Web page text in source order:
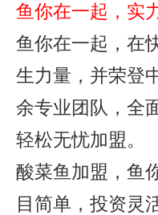
鱼你在一起，实
鱼你在一起，在
生力量，并荣登
余专业团队，全
轻松无忧加盟。
酸菜鱼加盟，鱼
目简单，投资灵